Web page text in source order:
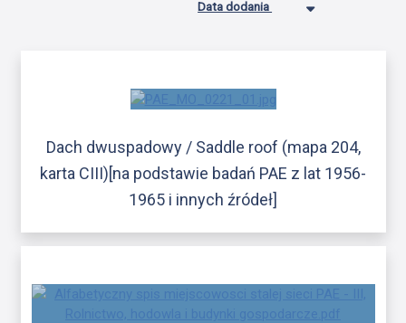
Data dodania
Dach dwuspadowy / Saddle roof (mapa 204,
karta CIII)[na podstawie badań PAE z lat 1956-
1965 i innych źródeł]